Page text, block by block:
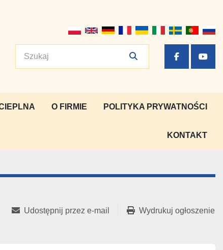
facebook
O FIRMIE POLITYKA PRYWATNOŚCI
KONTAKT
Udostępnij przez e-mail Wydrukuj ogłoszenie